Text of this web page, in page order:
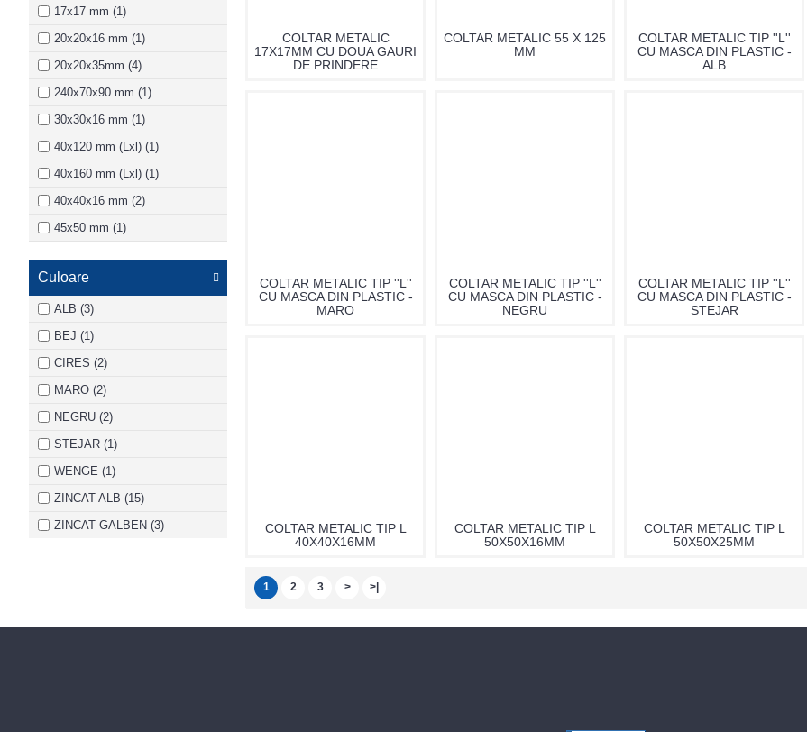
17x17 mm (1)
20x20x16 mm (1)
20x20x35mm (4)
240x70x90 mm (1)
30x30x16 mm (1)
40x120 mm (Lxl) (1)
40x160 mm (Lxl) (1)
40x40x16 mm (2)
45x50 mm (1)
50x50x15 mm (LxlxH) (1)
50x50x16 mm (2)
50x50x25 mm (1)
55x125 mm (1)
98x30x70 mm (Lx l x H) (1)
H=47 mm (Lx l)=47 mm (2)
Culoare
ALB (3)
BEJ (1)
CIRES (2)
MARO (2)
NEGRU (2)
STEJAR (1)
WENGE (1)
ZINCAT ALB (15)
ZINCAT GALBEN (3)
COLTAR METALIC
17X17MM CU DOUA GAURI
DE PRINDERE
COLTAR METALIC 55 X 125
MM
COLTAR METALIC TIP ''L''
CU MASCA DIN PLASTIC -
ALB
COLTAR METALIC TIP ''L''
CU MASCA DIN PLASTIC -
MARO
COLTAR METALIC TIP ''L''
CU MASCA DIN PLASTIC -
NEGRU
COLTAR METALIC TIP ''L''
CU MASCA DIN PLASTIC -
STEJAR
COLTAR METALIC TIP L
40X40X16MM
COLTAR METALIC TIP L
50X50X16MM
COLTAR METALIC TIP L
50X50X25MM
1 2 3 > >|